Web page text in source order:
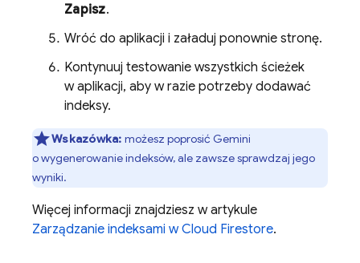
Zapisz.
Wróć do aplikacji i załaduj ponownie stronę.
Kontynuuj testowanie wszystkich ścieżek
w aplikacji, aby w razie potrzeby dodawać
indeksy.
Wskazówka: możesz poprosić Gemini
o wygenerowanie indeksów, ale zawsze sprawdzaj jego
wyniki.
Więcej informacji znajdziesz w artykule
Zarządzanie indeksami wCloud Firestore.